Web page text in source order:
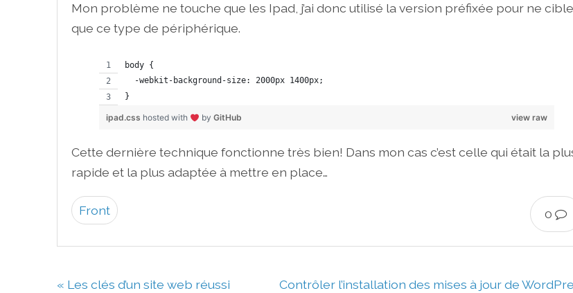
Mon problème ne touche que les Ipad, j’ai donc utilisé la version préfixée pour ne
que ce type de périphérique.
body {
  -webkit-background-size: 2000px 1400px;
}
view raw
ipad.css hosted with by GitHub
Cette dernière technique fonctionne très bien! Dans mon cas c’est celle qui était la
rapide et la plus adaptée à mettre en place…
0
Front
« Les clés d’un site web réussi Contrôler l’installation des mises à jour de